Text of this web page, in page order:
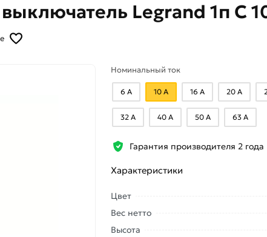
Legrand 1п C
Номинальный ток
6 А 10 А 16 А 20 А
32 А 40 А 50 А 63 А
Гарантия производителя 2 года
Характеристики
Цвет
Вес нетто
Высота